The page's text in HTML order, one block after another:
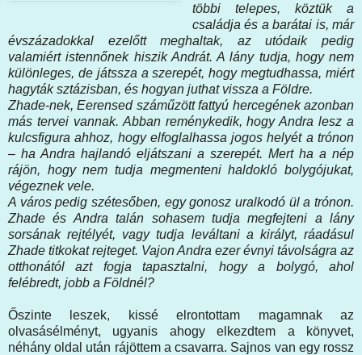
többi telepes, köztük a
családja és a barátai is, már
évszázadokkal ezelőtt meghaltak, az utódaik pedig
valamiért istennőnek hiszik Andrát. A lány tudja, hogy nem
különleges, de játssza a szerepét, hogy megtudhassa, miért
hagyták sztázisban, és hogyan juthat vissza a Földre.
Zhade-nek, Eerensed száműzött fattyú hercegének azonban
más tervei vannak. Abban reménykedik, hogy Andra lesz a
kulcsfigura ahhoz, hogy elfoglalhassa jogos helyét a trónon
‒ ha Andra hajlandó eljátszani a szerepét. Mert ha a nép
rájön, hogy nem tudja megmenteni haldokló bolygójukat,
végeznek vele.
A város pedig szétesőben, egy gonosz uralkodó ül a trónon.
Zhade és Andra talán sohasem tudja megfejteni a lány
sorsának rejtélyét, vagy tudja leváltani a királyt, ráadásul
Zhade titkokat rejteget. Vajon Andra ezer évnyi távolságra az
otthonától azt fogja tapasztalni, hogy a bolygó, ahol
felébredt, jobb a Földnél?
Őszinte leszek, kissé elrontottam magamnak az
olvasásélményt, ugyanis ahogy elkezdtem a könyvet,
néhány oldal után rájöttem a csavarra. Sajnos van egy rossz